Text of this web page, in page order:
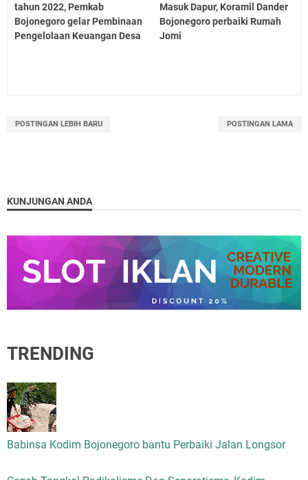
tahun 2022, Pemkab
Bojonegoro gelar Pembinaan
Pengelolaan Keuangan Desa
Masuk Dapur, Koramil Dander
Bojonegoro perbaiki Rumah
Jomi
POSTINGAN LEBIH BARU POSTINGAN LAMA
KUNJUNGAN ANDA
TRENDING
Babinsa Kodim Bojonegoro bantu Perbaiki Jalan Longsor